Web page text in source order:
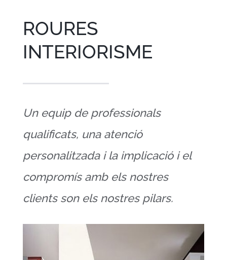
ROURES
INTERIORISME
Un equip de professionals
qualificats, una atenció
personalitzada i la implicació i el
compromís amb els nostres
clients son els nostres pilars.